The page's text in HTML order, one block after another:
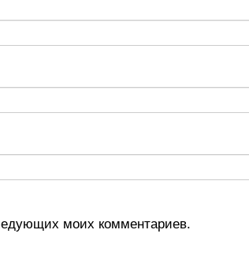
моих комментариев.